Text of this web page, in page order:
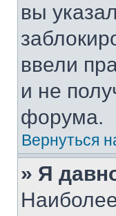
вы
ввели
и не
форума.
Вернуться
» Я